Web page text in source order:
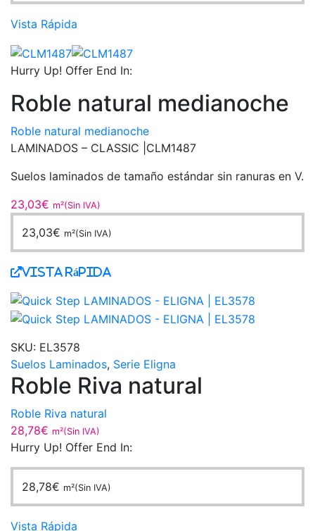
Vista Rápida
Hurry Up! Offer End In:
Roble natural medianoche
Roble natural medianoche
LAMINADOS – CLASSIC | CLM1487
Suelos laminados de tamaño estándar sin ranuras en V.
23,03€ m²(Sin IVA)
23,03€ m²(Sin IVA)
Vista Rápida
SKU: EL3578
Suelos Laminados, Serie Eligna
Roble Riva natural
Roble Riva natural
28,78€ m²(Sin IVA)
Hurry Up! Offer End In:
28,78€ m²(Sin IVA)
Vista Rápida